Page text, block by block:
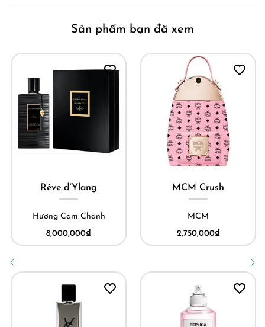
Sản phẩm bạn đã xem
Rêve d’Ylang
Hương Cam Chanh
8,000,000₫
MCM Crush
MCM
2,750,000₫